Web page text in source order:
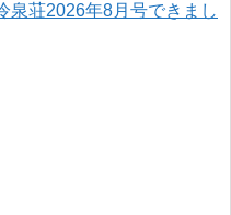
泉荘2026年8月号できまし